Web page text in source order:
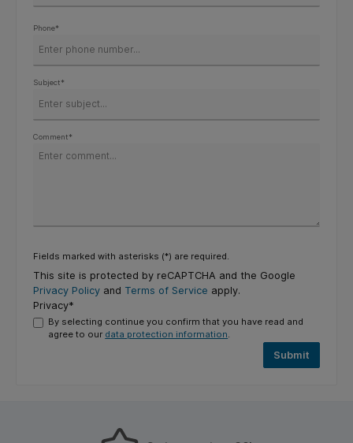
Phone*
Subject*
Comment*
Fields marked with asterisks (*) are required.
This site is protected by reCAPTCHA and the Google
Privacy Policy and Terms of Service apply.
Privacy*
By selecting continue you confirm that you have read and
agree to our data protection information.
Submit